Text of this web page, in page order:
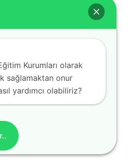
Kurumları olarak
sağlamaktan onur
yardımcı olabiliriz?